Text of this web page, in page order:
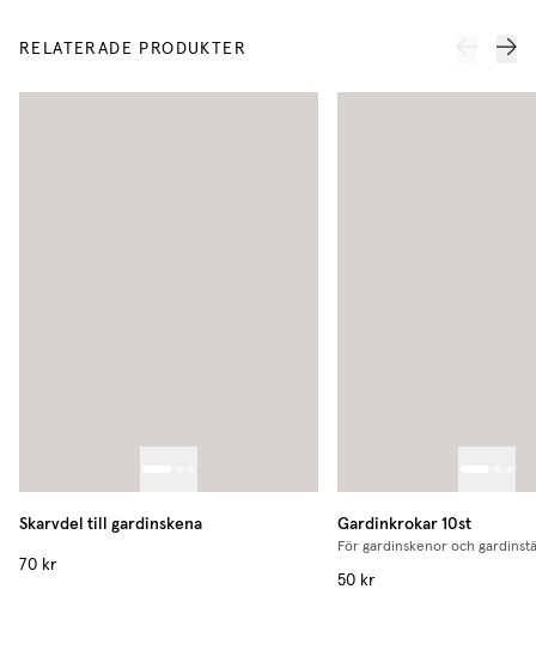
RELATERADE PRODUKTER
Skarvdel till gardinskena
70 kr
Gardinkrokar 10st
För gardinskenor och
50 kr